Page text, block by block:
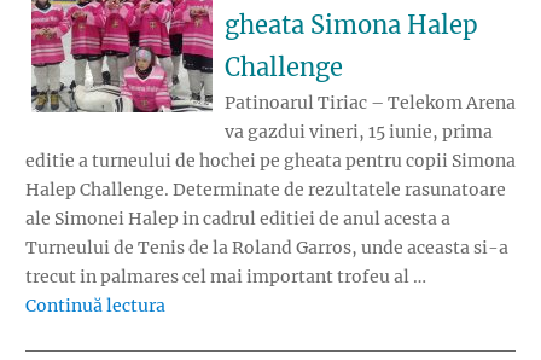
gheata Simona Halep
Challenge
Patinoarul Tiriac – Telekom Arena
va gazdui vineri, 15 iunie, prima
editie a turneului de hochei pe gheata pentru copii Simona
Halep Challenge. Determinate de rezultatele rasunatoare
ale Simonei Halep in cadrul editiei de anul acesta a
Turneului de Tenis de la Roland Garros, unde aceasta si-a
trecut in palmares cel mai important trofeu al …
Continuă lectura